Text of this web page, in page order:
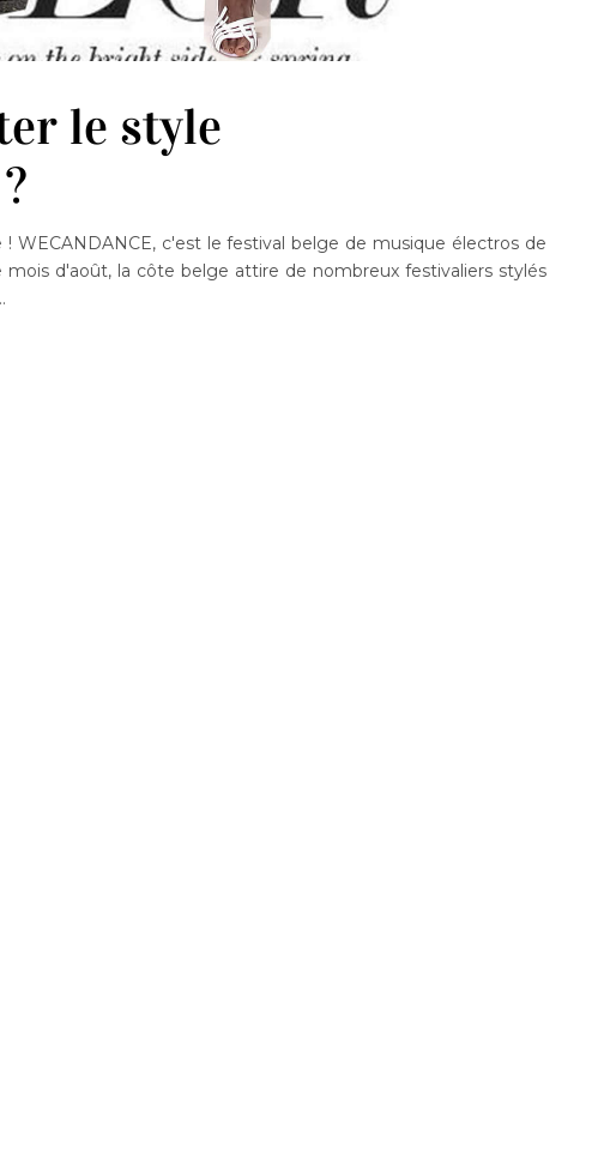
le style
WECANDANCE, c'est le festival belge de musique électros de
d'août, la côte belge attire de nombreux festivaliers stylés